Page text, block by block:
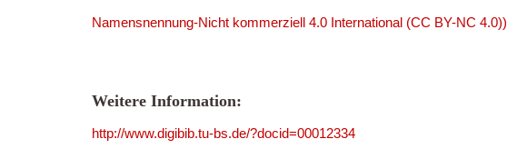
Namensnennung-Nicht kommerziell 4.0 International (CC BY-NC 4.0))
Weitere Information:
http://www.digibib.tu-bs.de/?docid=00012334